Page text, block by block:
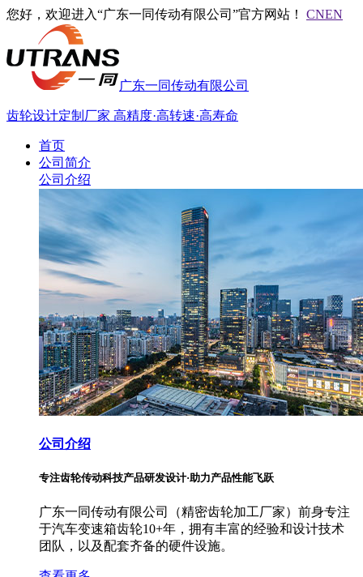
您好，欢迎进入“广东一同传动有限公司”官方网站！ CNEN
广东一同传动有限公司
齿轮设计定制厂家 高精度·高转速·高寿命
首页
公司简介
公司介绍
公司介绍
专注齿轮传动科技产品研发设计·助力产品性能飞跃
广东一同传动有限公司（精密齿轮加工厂家）前身专注
于汽车变速箱齿轮10+年，拥有丰富的经验和设计技术
团队，以及配套齐备的硬件设施。